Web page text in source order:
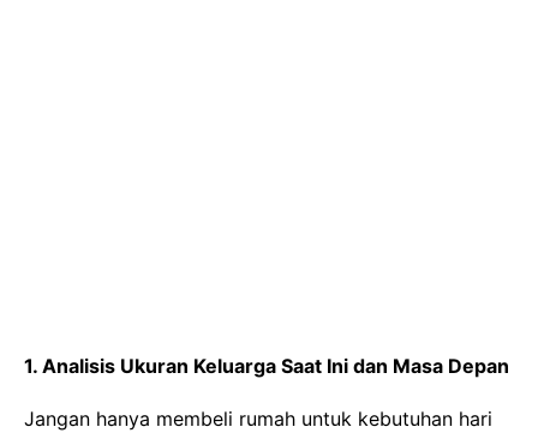
1. Analisis Ukuran Keluarga Saat Ini dan Masa Depan
Jangan hanya membeli rumah untuk kebutuhan hari